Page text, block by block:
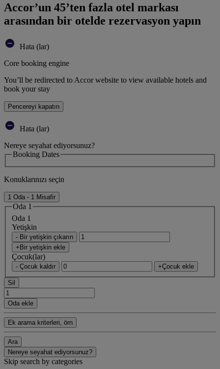
Accor’un 45’ten fazla otel markası
arasından bir otelde rezervasyon yapın
Hata (lar)
Core booking engine
You’ll be redirected to Accor website to view available hotels and
book your stay
Pencereyi kapatın
Hata (lar)
Nereye seyahat ediyorsunuz?
Booking Dates
Konuklarınızı seçin
1 Oda - 1 Misafir
Oda 1
Oda 1
Yetişkin
- Bir yetişkin çıkarın
+Bir yetişkin ekle
Çocuk(lar)
- Çocuk kaldır +Çocuk ekle
Sil
Oda ekle
Ek arama kriterleri, örn
Ara
Nereye seyahat ediyorsunuz?
Skip search by categories